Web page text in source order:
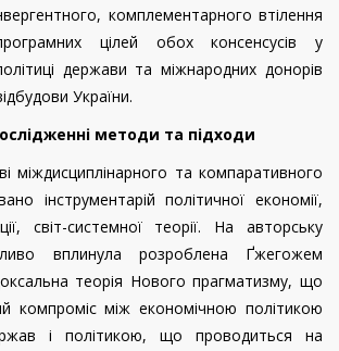
комплементарного втілення
цілей обох консенсусів у
держави та міжнародних донорів
України.
методи та підходи
міждисциплінарного та компаративного
інструментарій політичної економії,
світ-системної теорії. На авторську
вплинула розроблена Ґжегожем
теорія Нового прагматизму, що
компроміс між економічною політикою
і політикою, що проводиться на